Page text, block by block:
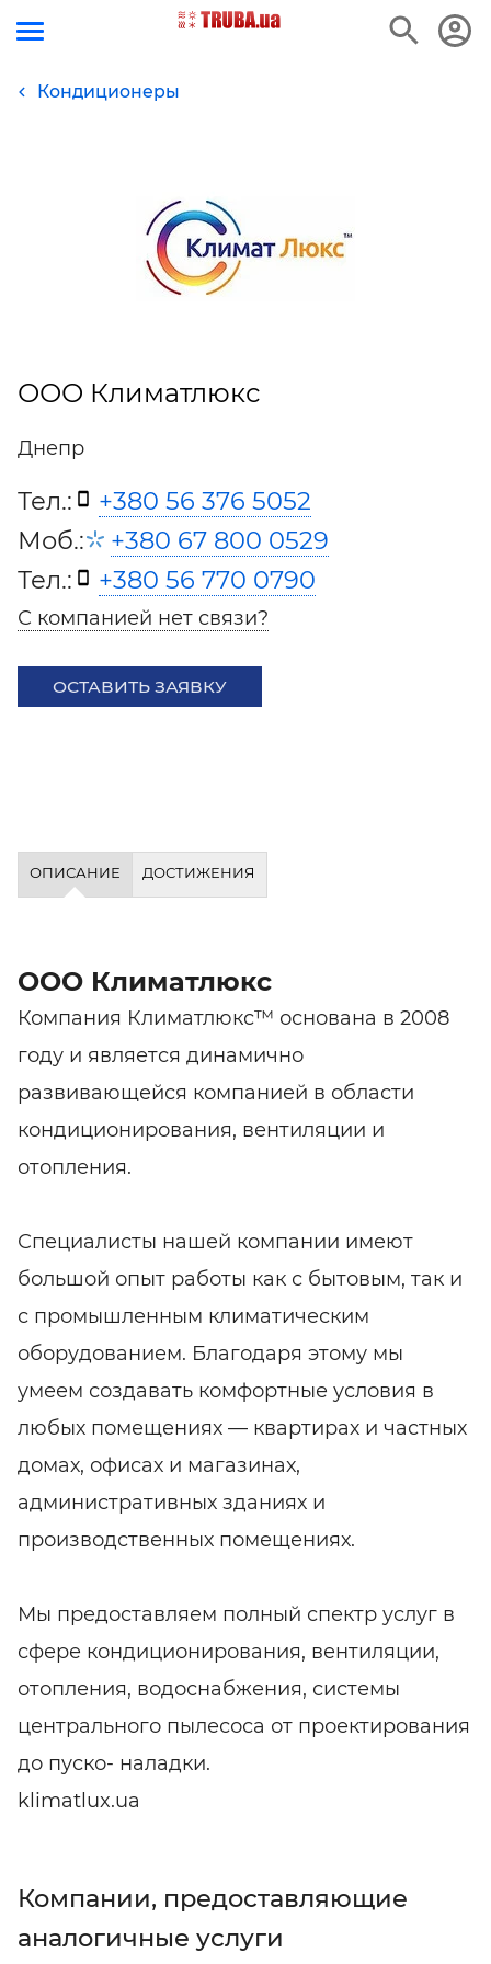
Кондиционеры
ООО Климатлюкс
Днепр
Тел.:
+380 56 376 5052
Моб.:
+380 67 800 0529
Тел.:
+380 56 770 0790
С компанией нет связи?
ОСТАВИТЬ ЗАЯВКУ
ОПИСАНИЕ ДОСТИЖЕНИЯ
ООО Климатлюкс
Компания Климатлюкс™ основана в 2008
году и является динамично
развивающейся компанией в области
кондиционирования, вентиляции и
отопления.
Специалисты нашей компании имеют
большой опыт работы как с бытовым, так и
с промышленным климатическим
оборудованием. Благодаря этому мы
умеем создавать комфортные условия в
любых помещениях — квартирах и частных
домах, офисах и магазинах,
административных зданиях и
производственных помещениях.
Мы предоставляем полный спектр услуг в
сфере кондиционирования, вентиляции,
отопления, водоснабжения, системы
центрального пылесоса от проектирования
до пуско- наладки.
klimatlux.ua
Компании, предоставляющие
аналогичные услуги